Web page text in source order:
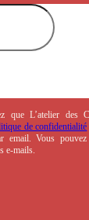
que L’atelier des
de confidentialité
email. Vous
e-mails.